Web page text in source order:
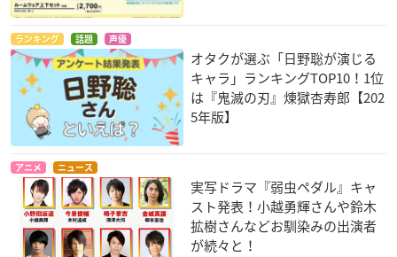
ランキング 話題 声優
オタクが選ぶ「日野聡が演じる
キャラ」ランキングTOP10！1位
は『鬼滅の刃』煉󠄁獄杏寿郎【202
5年版】
アニメ ニュース
実写ドラマ『弱虫ペダル』キャ
スト発表！小越勇輝さんや鈴木
拡樹さんなどお馴染みの出演者
が続々と！